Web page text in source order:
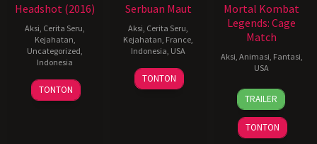
Headshot (2016)
Aksi Cerita Seru
Kejahatan
Uncategorized
Indonesia
24
Sep
Timo
Tjahjanto
TONTON
Serbuan Maut
Aksi Cerita Seru
Kejahatan France
Indonesia USA
29
Nov
Gareth
Evans
TONTON
Mortal Kombat
Legends: Cage
Match
Aksi Animasi Fantasi
USA
17
Oct
2023
Ethan
Spaulding
TRAILER
TONTON